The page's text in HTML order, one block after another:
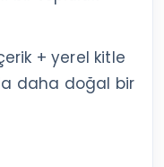
+ yerel kitle
daha doğal bir